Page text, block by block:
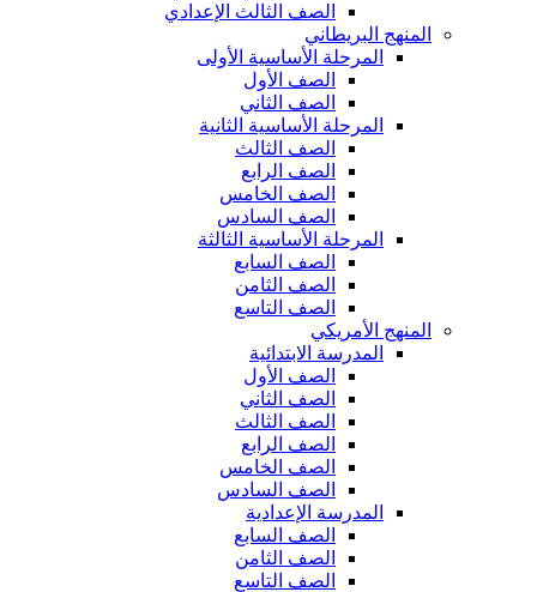
الصف الثالث الإعدادي
المنهج البريطاني
المرحلة الأساسية الأولى
الصف الأول
الصف الثاني
المرحلة الأساسية الثانية
الصف الثالث
الصف الرابع
الصف الخامس
الصف السادس
المرحلة الأساسية الثالثة
الصف السابع
الصف الثامن
الصف التاسع
المنهج الأمريكي
المدرسة الابتدائية
الصف الأول
الصف الثاني
الصف الثالث
الصف الرابع
الصف الخامس
الصف السادس
المدرسة الإعدادية
الصف السابع
الصف الثامن
الصف التاسع